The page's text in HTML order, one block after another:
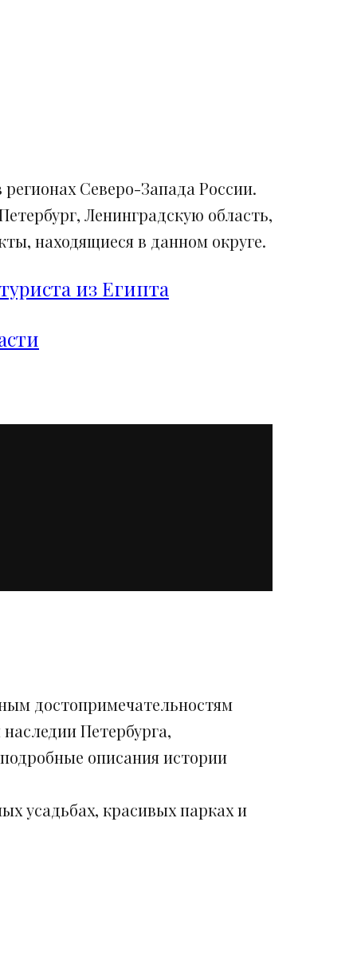
Северо-Запада России.
Ленинградскую область,
находящиеся в данном округе.
из Египта
достопримечательностям
Петербурга,
описания истории
усадьбах, красивых парках и